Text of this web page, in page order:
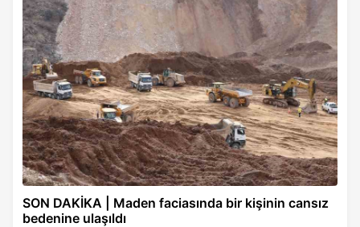
SON DAKİKA | Maden faciasında bir kişinin cansız
bedenine ulaşıldı